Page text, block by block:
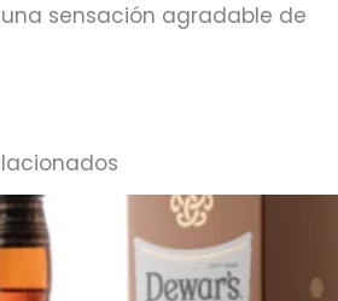
sensación agradable de